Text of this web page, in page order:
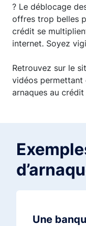
? Le déblocage
offres trop belles
crédit se
internet. Soyez
Retrouvez sur le
vidéos permettant
arnaques au
Une